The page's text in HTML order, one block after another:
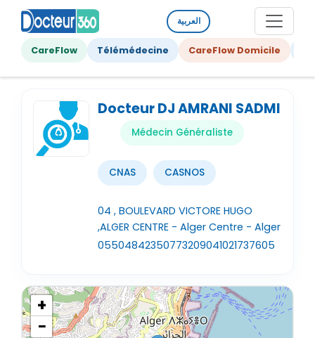
العربية
CareFlow Télémédecine CareFlow Domicile
Docteur DJ AMRANI SADMI
Médecin Généraliste
CNAS CASNOS
04 , BOULEVARD VICTORE HUGO
,ALGER CENTRE - Alger Centre - Alger
05504842350773209041021737605
+
−